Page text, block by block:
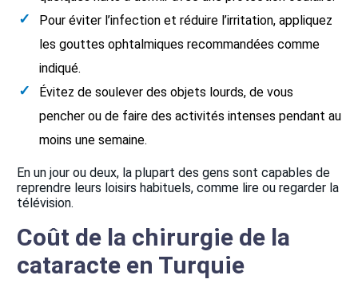
Pour éviter l’infection et réduire l’irritation, appliquez
les gouttes ophtalmiques recommandées comme
indiqué.
Évitez de soulever des objets lourds, de vous
pencher ou de faire des activités intenses pendant au
moins une semaine.
En un jour ou deux, la plupart des gens sont capables de
reprendre leurs loisirs habituels, comme lire ou regarder la
télévision.
Coût de la chirurgie de la
cataracte en Turquie